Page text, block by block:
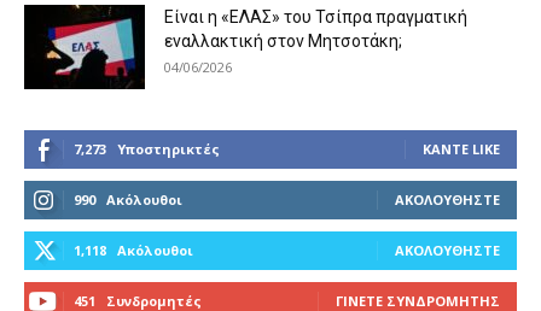
Είναι η «ΕΛΑΣ» του Τσίπρα πραγματική
εναλλακτική στον Μητσοτάκη;
04/06/2026
7,273 Υποστηρικτές ΚΆΝΤΕ LIKE
990 Ακόλουθοι ΑΚΟΛΟΥΘΉΣΤΕ
1,118 Ακόλουθοι ΑΚΟΛΟΥΘΉΣΤΕ
451 Συνδρομητές ΓΊΝΕΤΕ ΣΥΝΔΡΟΜΗΤΉΣ